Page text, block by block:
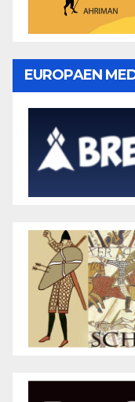
EUROPAEN